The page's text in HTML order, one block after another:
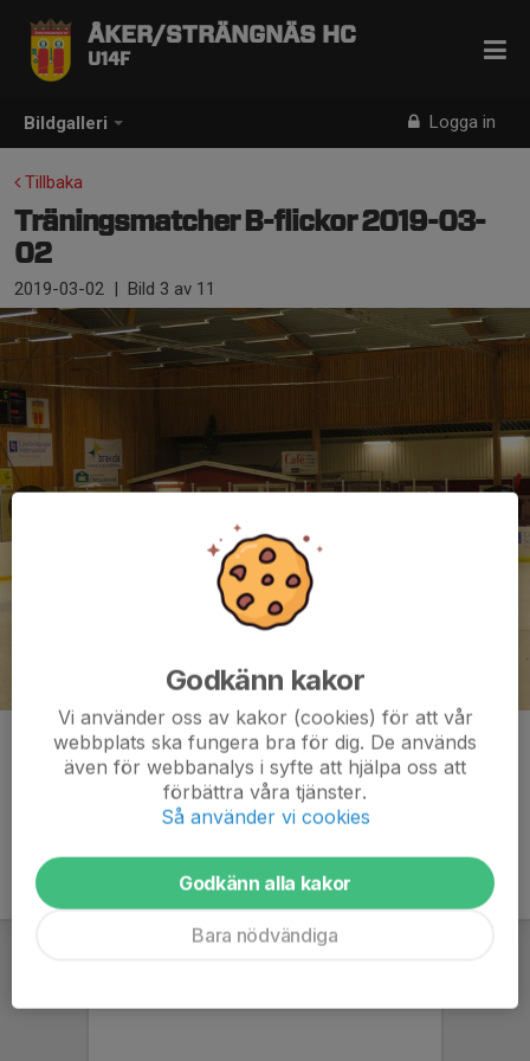
Bildgalleri Logga in
ÅKER/STRÄNGNÄS HC
U14F
Tillbaka
Träningsmatcher B-flickor 2019-03-
02
2019-03-02 | Bild 3 av 11
Kommentarer
Godkänn kakor
Vi använder oss av kakor (cookies) för att vår
webbplats ska fungera bra för dig. De används
även för webbanalys i syfte att hjälpa oss att
förbättra våra tjänster.
Så använder vi cookies
Godkänn alla kakor
Bara nödvändiga